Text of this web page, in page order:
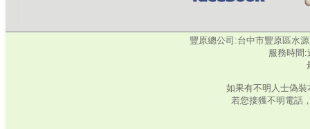
豐原總公司:台中市豐原區水
服務時間:
如果有不明人士偽
若您接獲不明電話